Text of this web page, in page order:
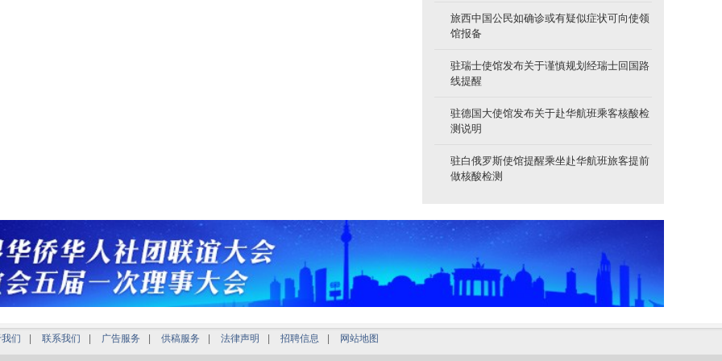
旅西中国公民如确诊或有疑似症状可向使领
馆报备
驻瑞士使馆发布关于谨慎规划经瑞士回国路
线提醒
驻德国大使馆发布关于赴华航班乘客核酸检
测说明
驻白俄罗斯使馆提醒乘坐赴华航班旅客提前
做核酸检测
们 联系我们 广告服务 供稿服务 法律声明 招聘信息 网站地图